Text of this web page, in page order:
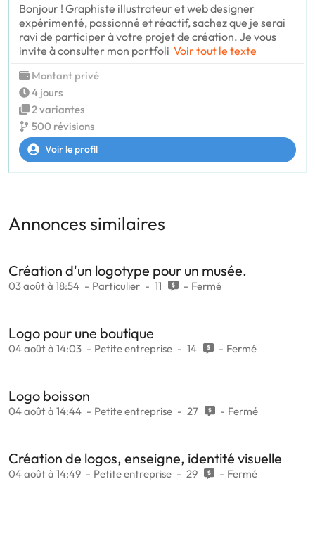
Bonjour ! Graphiste illustrateur et web designer
expérimenté, passionné et réactif, sachez que je serai
ravi de participer à votre projet de création. Je vous
invite à consulter mon portfoli Voir tout le texte
Montant privé
4 jours
2 variantes
500 révisions
Voir le profil
Annonces similaires
Création d'un logotype pour un musée.
03 août à 18:54 Particulier 11 Fermé
Logo pour une boutique
04 août à 14:03 Petite entreprise 14 Fermé
Logo boisson
04 août à 14:44 Petite entreprise 27 Fermé
Création de logos, enseigne, identité visuelle
04 août à 14:49 Petite entreprise 29 Fermé